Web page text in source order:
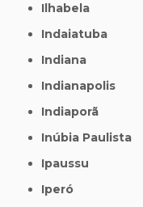
Ilhabela
Indaiatuba
Indiana
Indianapolis
Indiaporã
Inúbia Paulista
Ipaussu
Iperó